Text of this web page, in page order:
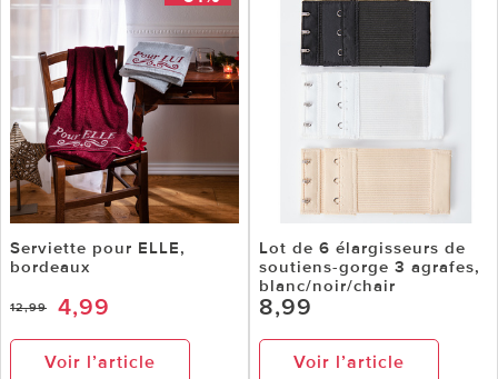
Serviette pour ELLE,
bordeaux
12,99 4,99
Voir l’article
Lot de 6 élargisseurs de
soutiens-gorge 3 agrafes,
blanc/noir/chair
8,99
Voir l’article